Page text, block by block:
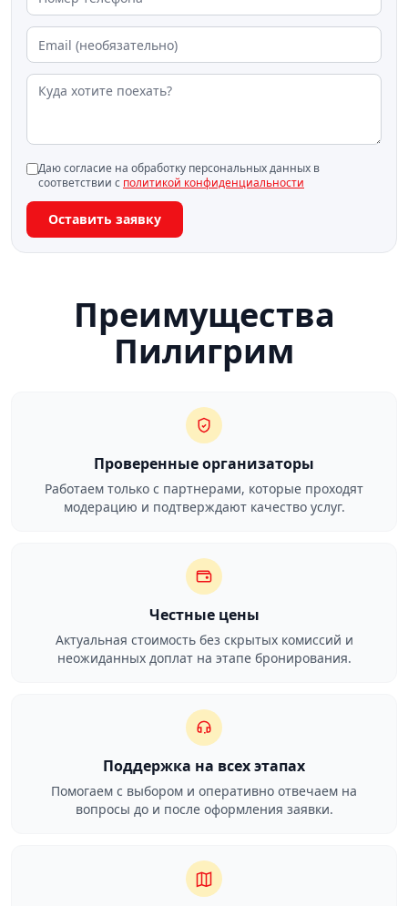
Даю согласие на обработку персональных данных в
соответствии с политикой конфиденциальности
Оставить заявку
Преимущества
Пилигрим
Проверенные организаторы
Работаем только с партнерами, которые проходят
модерацию и подтверждают качество услуг.
Честные цены
Актуальная стоимость без скрытых комиссий и
неожиданных доплат на этапе бронирования.
Поддержка на всех этапах
Помогаем с выбором и оперативно отвечаем на
вопросы до и после оформления заявки.